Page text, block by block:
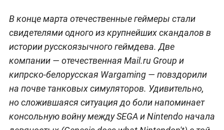
В конце марта отечественные геймеры стали
свидетелями одного из крупнейших скандалов в
истории русскоязычного геймдева. Две
компании — отечественная Mail.ru Group и
кипрско-белорусская Wargaming — повздорили
на почве танковых симуляторов. Удивительно,
но сложившаяся ситуация до боли напоминает
консольную войну между SEGA и Nintendo начала